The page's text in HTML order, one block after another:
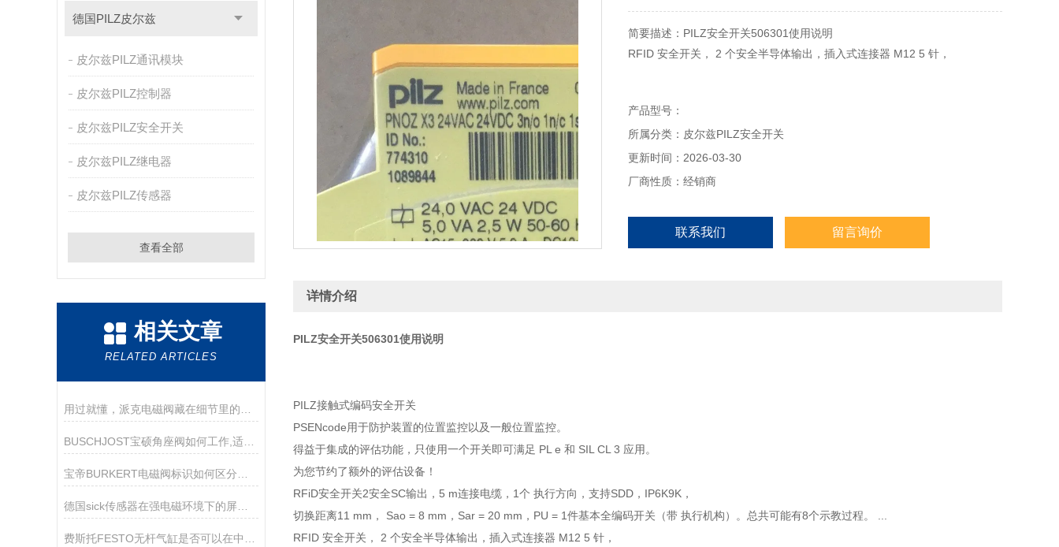
德国PILZ皮尔兹
皮尔兹PILZ通讯模块
皮尔兹PILZ控制器
皮尔兹PILZ安全开关
皮尔兹PILZ继电器
皮尔兹PILZ传感器
查看全部
相关文章
RELATED ARTICLES
BUSCHJOST宝硕角座阀如何工作,适用哪些场景？
简要描述：PILZ安全开关506301使用说明
RFID 安全开关， 2 个安全半导体输出，插入式连接器 M12 5 针，
SaO = 8 mm ， SAR = 20 mm ， PU = 1 件带执行 ...
产品型号：
所属分类：皮尔兹PILZ安全开关
更新时间：2026-03-30
厂商性质：经销商
联系我们 留言询价
详情介绍
PILZ安全开关506301使用说明
PILZ接触式编码安全开关
PSENcode用于防护装置的位置监控以及一般位置监控。
得益于集成的评估功能，只使用一个开关即可满足 PL e 和 SIL CL 3 应用。
为您节约了额外的评估设备！
RFiD安全开关2安全SC输出，5 m连接电缆，1个 执行方向，支持SDD，IP6K9K，
切换距离11 mm， Sao = 8 mm，Sar = 20 mm，PU = 1件基本全编码开关（带 执行机构）。总共可能有8个示教过程。 ...
RFID 安全开关， 2 个安全半导体输出，插入式连接器 M12 5 针，